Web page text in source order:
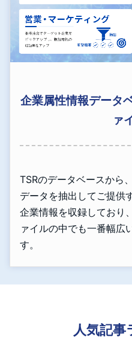
企業属性情報データ
ァ
TSRのデータベースから
データを抽出してご提供
企業情報を収録しており
ァイルの中でも一番幅広
す。
人気記